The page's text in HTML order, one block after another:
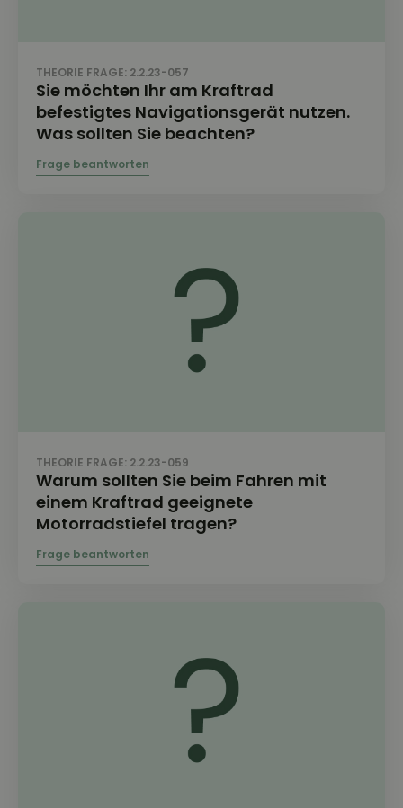
THEORIE FRAGE: 2.2.23-057
Sie möchten Ihr am Kraftrad
befestigtes Navigationsgerät nutzen.
Was sollten Sie beachten?
THEORIE FRAGE: 2.2.23-059
Warum sollten Sie beim Fahren mit
einem Kraftrad geeignete
Motorradstiefel tragen?